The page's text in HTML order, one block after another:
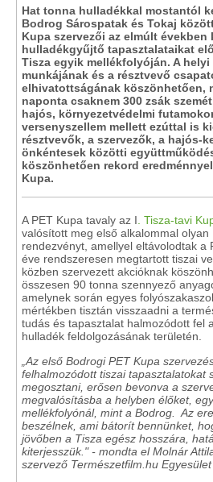
Hat tonna hulladékkal mostantól
Bodrog Sárospatak és Tokaj
Kupa szervezői az elmúlt években
hulladékgyűjtő tapasztalataikat
Tisza egyik mellékfolyóján. A
munkájának és a résztvevő
elhivatottságának köszönhetően,
naponta csaknem 300 zsák
hajós, környezetvédelmi
versenyszellem mellett ezúttal is
résztvevők, a szervezők, a hajós-
önkéntesek közötti
köszönhetően rekord
Kupa.
A PET Kupa tavaly az I . Tisza-tavi
valósított meg első alkalommal
rendezvényt, amellyel eltávolodtak a
éve rendszeresen megtartott tiszai
közben szervezett akcióknak
összesen 90 tonna szennyező
amelynek során egyes
mértékben tisztán visszaadni a
tudás és tapasztalat halmozódott fel
hulladék feldolgozásának területén.
„Az első Bodrogi PET Kupa
felhalmozódott tiszai tapasztalatokat
megosztani, erősen bevonva a
megvalósításba a helyben élőket,
mellékfolyónál, mint a Bodrog. Az
beszélnek, ami bátorít bennünket,
jövőben a Tisza egész hosszára,
kiterjesszük." - mondta el Molnár
szervező Természetfilm.hu